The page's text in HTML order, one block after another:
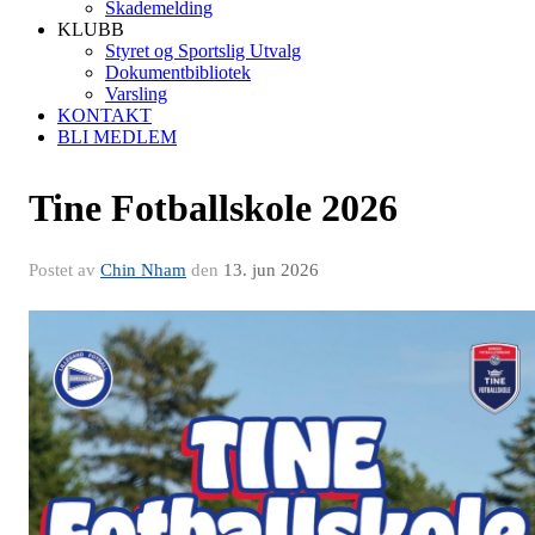
Skademelding
KLUBB
Styret og Sportslig Utvalg
Dokumentbibliotek
Varsling
KONTAKT
BLI MEDLEM
Tine Fotballskole 2026
Postet av Chin Nham den 13. jun 2026